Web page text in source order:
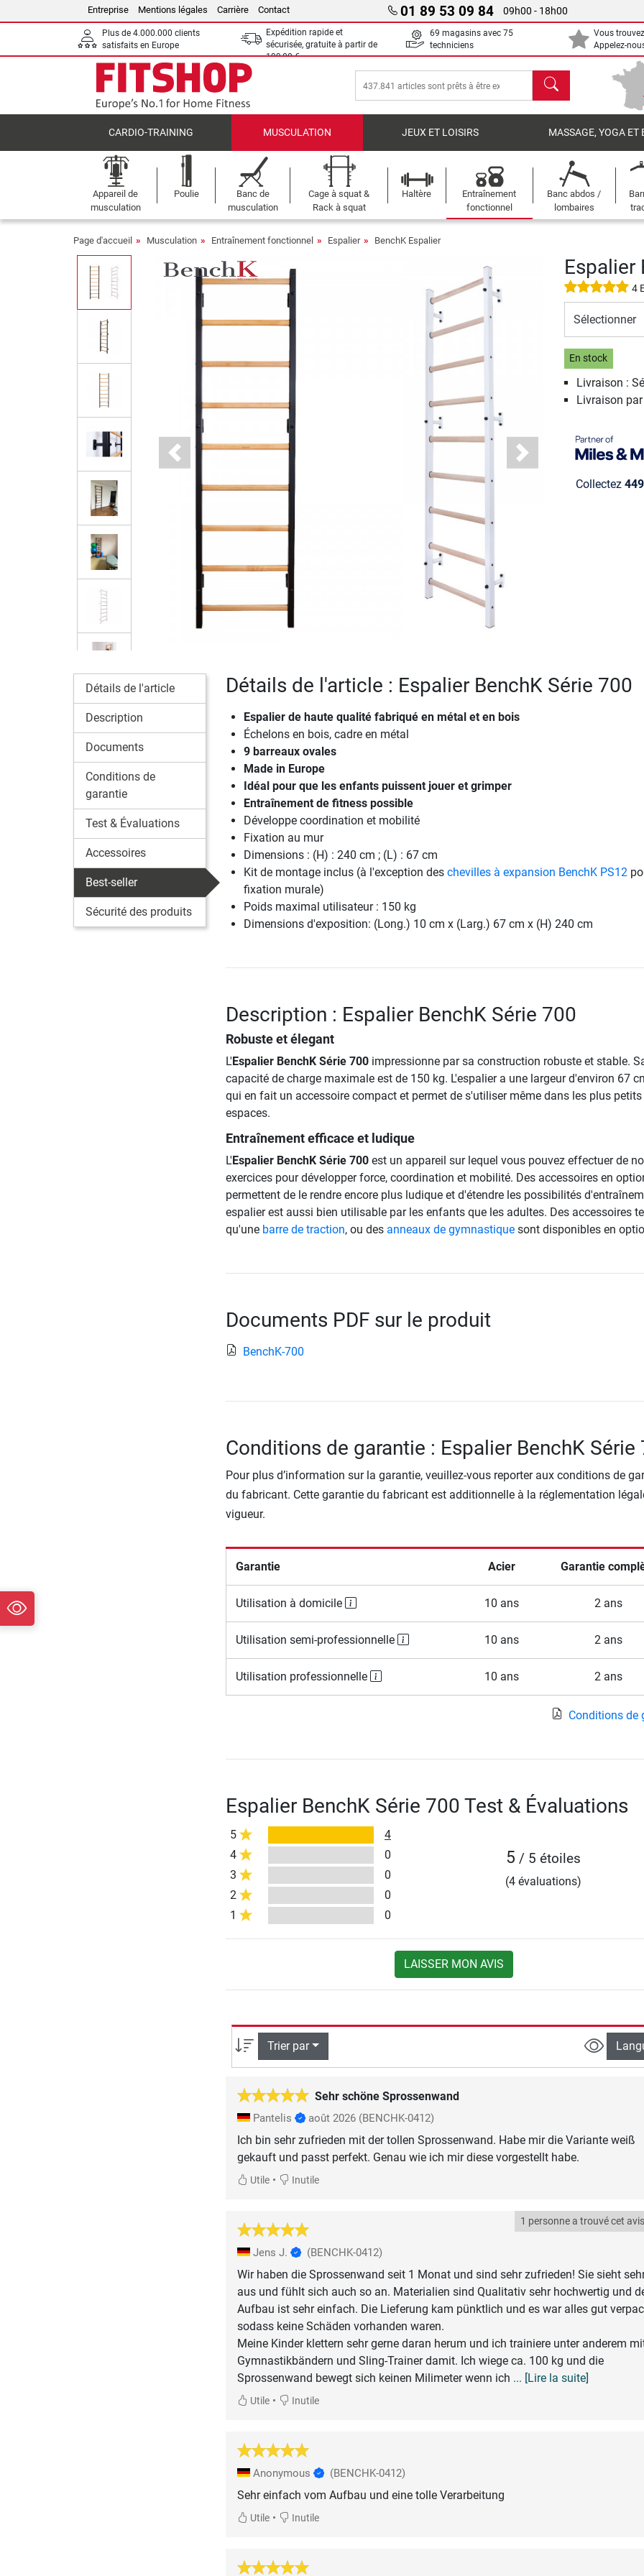
Entreprise Mentions légales Carrière Contact 01 89 53 09 84 09h00 - 18h00
Plus de 4.000.000 clients
satisfaits en Europe
Expédition rapide et
sécurisée, gratuite à partir de
199,00 €
69 magasins avec 75
techniciens
Vous
Appelez-
chercher
CARDIO-TRAINING MUSCULATION JEUX ET LOISIRS MASSAGE, YOGA ET
Appareil de
musculation
Poulie
Banc de
musculation
Cage à squat &
Rack à squat
Haltère
Entraînement
fonctionnel
Banc abdos /
lombaires
Page d'accueil Musculation Entraînement fonctionnel Espalier BenchK Espalier
Previous Next
Espalier
4
Sélectionner
En stock
Livraison :
Livraison par
Collectez 449
Détails de l'article
Description
Documents
Conditions de
garantie
Test & Évaluations
Accessoires
Best-seller
Sécurité des produits
Détails de l'article : Espalier BenchK Série 700
Espalier de haute qualité fabriqué en métal et en bois
Échelons en bois, cadre en métal
9 barreaux ovales
Made in Europe
Idéal pour que les enfants puissent jouer et grimper
Entraînement de fitness possible
Développe coordination et mobilité
Fixation au mur
Dimensions : (H) : 240 cm ; (L) : 67 cm
Kit de montage inclus (à l'exception des chevilles à expansion BenchK PS12
fixation murale)
Poids maximal utilisateur : 150 kg
Dimensions d'exposition: (Long.) 10 cm x (Larg.) 67 cm x (H) 240 cm
Description : Espalier BenchK Série 700
Robuste et élegant
L'Espalier BenchK Série 700impressionne par sa construction robuste et stable.
capacité de charge maximale est de 150 kg. L'espalier a une largeur d'environ 67
qui en fait un accessoire compact et permet de s'utiliser même dans les plus petits
espaces.
Entraînement efficace et ludique
L'Espalier BenchK Série 700est un appareil sur lequel vous pouvez effectuer de
exercices pour développer force, coordination et mobilité. Des accessoires en
permettent de le rendre encore plus ludique et d'étendre les possibilités
espalier est aussi bien utilisable par les enfants que les adultes. Des accessoires
qu'une barre de traction, ou des anneaux de gymnastiquesont disponibles en
Documents PDF sur le produit
BenchK-700
Conditions de garantie : Espalier BenchK Série
Pour plus d’information sur la garantie, veuillez-vous reporter aux conditions de
du fabricant. Cette garantie du fabricant est additionnelle à la réglementation
vigueur.
Garantie Acier Garantie
Utilisation à domicile 10 ans 2 ans
Utilisation semi-professionnelle 10 ans 2 ans
Utilisation professionnelle 10 ans 2 ans
Conditions de
Espalier BenchK Série 700 Test & Évaluations
5
4
4
0
3
0
2
0
1
0
5 / 5 étoiles
(4 évaluations)
LAISSER MON AVIS
Trier par
Sehr schöne Sprossenwand
Pantelis août 2026 (BENCHK-0412)
Ich bin sehr zufrieden mit der tollen Sprossenwand. Habe mir die Variante weiß
gekauft und passt perfekt. Genau wie ich mir diese vorgestellt habe.
Utile• Inutile
1 personne a trouvé cet
Jens J. (BENCHK-0412)
Wir haben die Sprossenwand seit 1 Monat und sind sehr zufrieden! Sie sieht
aus und fühlt sich auch so an. Materialien sind Qualitativ sehr hochwertig und
Aufbau ist sehr einfach. Die Lieferung kam pünktlich und es war alles gut
sodass keine Schäden vorhanden waren.
Meine Kinder klettern sehr gerne daran herum und ich trainiere unter anderem
Gymnastikbändern und Sling-Trainer damit. Ich wiege ca. 100 kg und die
Sprossenwand bewegt sich keinen Milimeter wenn ich ... [Lire la suite]
Utile• Inutile
Anonymous (BENCHK-0412)
Sehr einfach vom Aufbau und eine tolle Verarbeitung
Utile• Inutile